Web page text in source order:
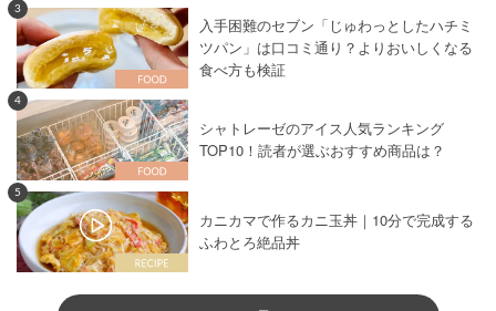
3
入手困難のセブン「じゅわっとしたハチミ
ツパン」は口コミ通り？よりおいしくなる
食べ方も検証
4
シャトレーゼのアイス人気ランキング
TOP10！読者が選ぶおすすめ商品は？
5
カニカマで作るカニ玉丼｜10分で完成する
ふわとろ絶品丼